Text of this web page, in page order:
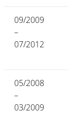
09/2009
–
07/2012
05/2008
–
03/2009